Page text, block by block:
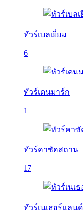
ทัวร์เบลเยี่ยม
6
ทัวร์เดนมาร์ก
1
ทัวร์คาซัคสถาน
17
ทัวร์เนเธอร์แลนด์